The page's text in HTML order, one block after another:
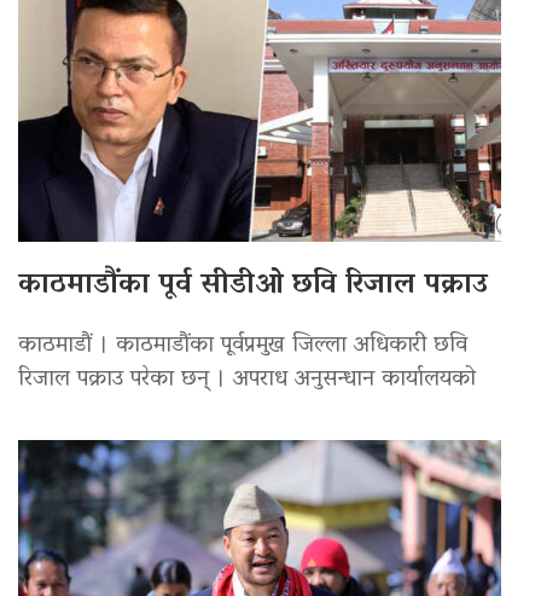
काठमाडौंका पूर्व सीडीओ छवि रिजाल पक्राउ
काठमाडौं । काठमाडौंका पूर्वप्रमुख जिल्ला अधिकारी छवि
रिजाल पक्राउ परेका छन् । अपराध अनुसन्धान कार्यालयको